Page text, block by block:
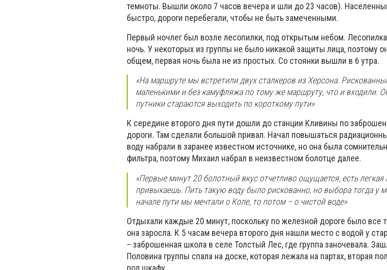
темноты. Вышли около 7 часов вечера и шли до 23 часов).
быстро, дороги перебегали, чтобы не быть замеченными.
Первый ночлег был возле лесопилки, под открытым небом.
ночь. У некоторых из группы не было никакой защиты лица, поэтому
общем, первая ночь была не из простых. Со стоянки вышли в 6 утра.
«На маршруте мы встретили двух сталкеров из Херсона.
маленькими и без камуфляжа по тому же маршруту, что и входили.
путники стараются выходить по короткому пути»
К середине второго дня пути дошли до станции Кливины по
дороги. Там сделали большой привал. Начал повышаться
воду набрали в заранее известном источнике, но она была
фильтра, поэтому Михаил набрал в неизвестном болотце далее.
«Первые минут 20 болотный вкус отчетливо ощущается, есть
привыкаешь. Пить такую воду было рискованно, но выбора тогда у
начале пути мы мечтали о Коле, то потом – о чистой воде»
Отдыхали каждые 20 минут, поскольку по железной дороге было все
она заросла. К 5 часам вечера второго дня нашли место с водой у
– заброшенная школа в селе Толстый Лес, где группа заночевала.
Половина группы спала на доске, которая лежала на партах, вторая
пол шкафу.